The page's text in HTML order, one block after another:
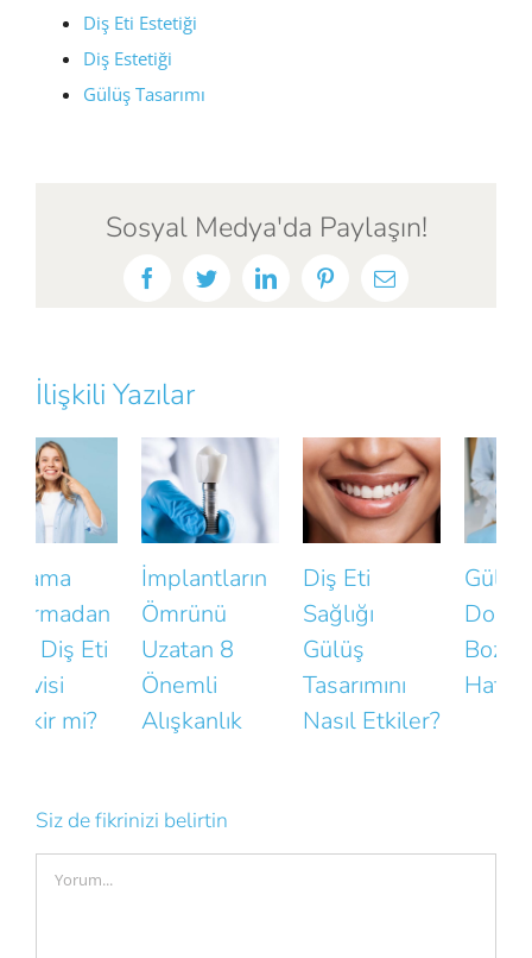
Diş Eti Estetiği
Diş Estetiği
Gülüş Tasarımı
Sosyal Medya'da Paylaşın!
FacebookTwitterLinkedInPinterestE-
İlişkili Yazılar
İmplantların
Ömrünü
Uzatan 8
Önemli
Alışkanlık
Diş Eti
Sağlığı
Gülüş
Tasarımını
Nasıl Etkiler?
Gülüşünüzün
Doğallığını
Bozan Küçük
Hatalar
Siz de fikrinizi belirtin
Comment